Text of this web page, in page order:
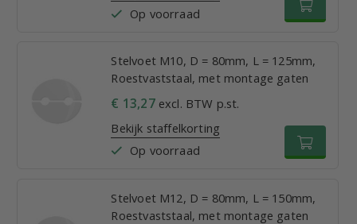
Op voorraad
Stelvoet M10, D = 80mm, L = 125mm,
Roestvaststaal, met montage gaten
€ 13,27excl. BTW p.st.
Bekijk staffelkorting
Op voorraad
Stelvoet M12, D = 80mm, L = 150mm,
Roestvaststaal, met montage gaten